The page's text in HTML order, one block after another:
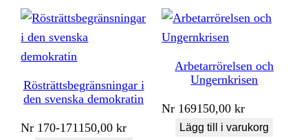
Rösträttsbegränsningar i
den svenska demokratin
Nr 170-171150,00kr
Arbetarrörelsen och
Ungernkrisen
Nr 169150,00kr
Lägg till i varukorg